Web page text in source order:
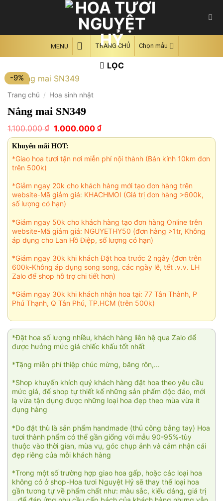
MENU TRANG CHỦ Chọn mẫu
LỌC
-9%
Trang chủ / Hoa sinh nhật
Nắng mai SN349
1.100.000₫ Giá
gốc
là:
1.100.000 ₫.
1.000.000 ₫Giá
hiện
1.000.000 ₫.
Khuyến mãi HOT:
*Giao hoa tươi tận nơi miễn phí nội thành (Bán kính 10km đơn
trên 500k)
*Giảm ngay 20k cho khách hàng mới tạo đơn hàng trên
website-Mã giảm giá: KHACHMOI (Giá trị đơn hàng >600k,
số lượng có hạn)
*Giảm ngay 50k cho khách hàng tạo đơn hàng Online trên
website-Mã giảm giá: NGUYETHY50 (đơn hàng >1tr, Không
áp dụng cho Lan Hồ Điệp, số lượng có hạn)
*Giảm ngay 30k khi khách Đặt hoa trước 2 ngày (đơn trên
600k-Không áp dụng song song, các ngày lễ, tết .v.v. LH
Zalo để shop hỗ trợ chi tiết hơn)
*Giảm ngay 30k khi khách nhận hoa tại: 77 Tân Thành, P
Phú Thạnh, Q Tân Phú, TP.HCM (trên 500k)
*Đặt hoa số lượng nhiều, khách hàng liên hệ qua Zalo để
được hưởng mức giá chiếc khấu tốt nhất
*Tặng miễn phí thiệp chúc mừng, băng rôn,...
*Shop khuyến khích quý khách hàng đặt hoa theo yêu cầu
mức giá, để shop tự thiết kế những sản phẩm độc đáo, mới
lạ vừa tận dụng được những loại hoa đẹp theo mùa vừa ít
đụng hàng
*Do đặt thù là sản phẩm handmade (thủ công bằng tay) Hoa
tươi thành phẩm có thể gần giống với mẫu 90-95%-tùy
thuộc vào thời gian, mùa vụ, góc chụp ảnh và cảm nhận cái
đẹp riêng của mỗi khách hàng
*Trong một số trường hợp giao hoa gấp, hoặc các loại hoa
không có ở shop-Hoa tươi Nguyệt Hỷ sẽ thay thế loại hoa
gần tương tự về phẩm chất như: màu sắc, kiểu dáng, giá trị